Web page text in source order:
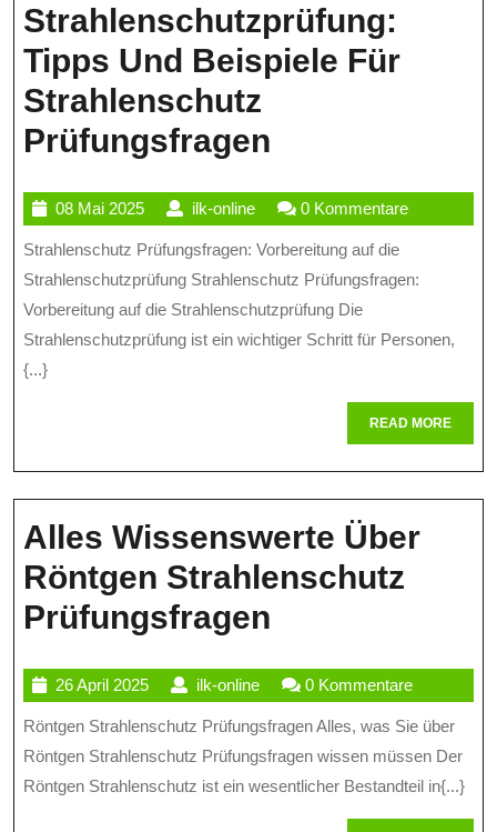
Strahlenschutzprüfung:
Tipps Und Beispiele Für
Strahlenschutz
Prüfungsfragen
Die
Tipps
Und
08 Mai 202508
Mai
2025
ilk-onlineilk-
online
0 Kommentare
Strahlenschutz Prüfungsfragen: Vorbereitung auf die
Strahlenschutzprüfung Strahlenschutz Prüfungsfragen:
Vorbereitung auf die Strahlenschutzprüfung Die
Strahlenschutzprüfung ist ein wichtiger Schritt für Personen,
{...}
READ MOREREAD
MORE
Alles Wissenswerte Über
Röntgen Strahlenschutz
Prüfungsfragen
Über
Röntgen
26 April 202526
April
2025
ilk-onlineilk-
online
0 Kommentare
Röntgen Strahlenschutz Prüfungsfragen Alles, was Sie über
Röntgen Strahlenschutz Prüfungsfragen wissen müssen Der
Röntgen Strahlenschutz ist ein wesentlicher Bestandteil in{...}